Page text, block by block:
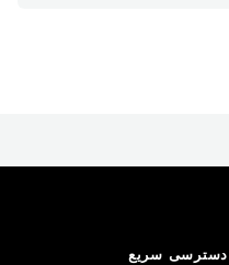
دسترسی سریع